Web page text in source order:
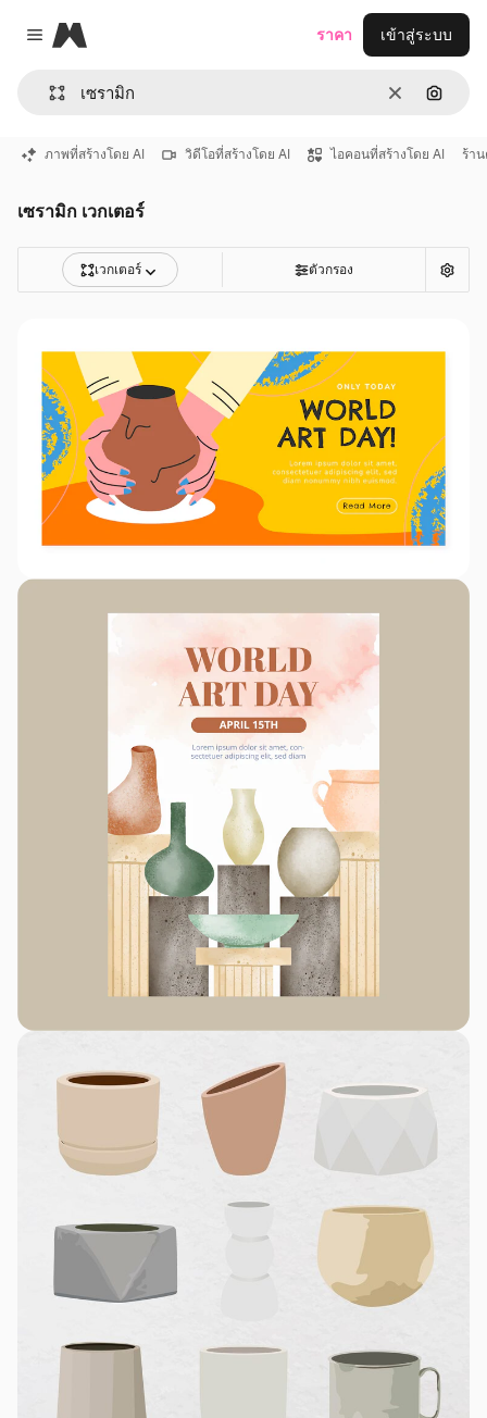
Close menu
Magnific
ชัดเจนค้นหา
ราคา เข้าสู่ระบบ
ภาพที่สร้างโดย AI วิดีโอที่สร้างโดย AI ไอคอนที่สร้างโดย AI ร้า
เซรามิก เวกเตอร์
เวกเตอร์ ตัวกรอง